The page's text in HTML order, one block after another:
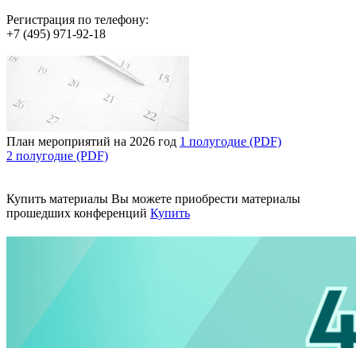
Регистрация по телефону:
+7 (495) 971-92-18
План мероприятий на 2026 год 1 полугодие (PDF)
2 полугодие (PDF)
Купить материалы Вы можете приобрести материалы
прошедших конференций Купить